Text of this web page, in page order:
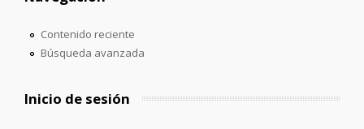
Contenido reciente
Búsqueda avanzada
Inicio de sesión